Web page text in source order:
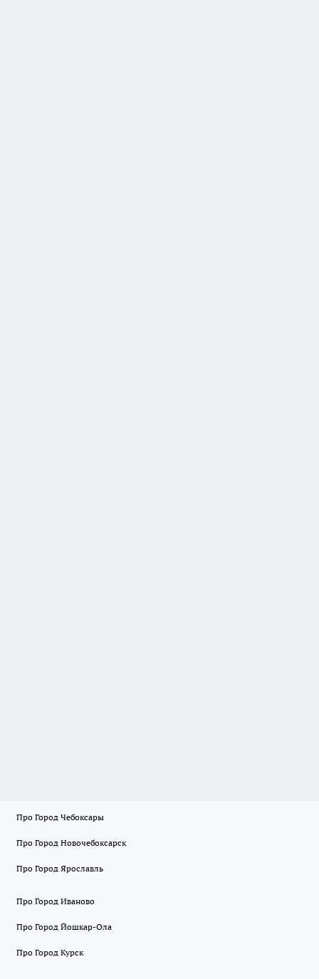
Про Город Чебоксары
Про Город Новочебоксарск
Про Город Ярославль
Про Город Иваново
Про Город Йошкар-Ола
Про Город Курск